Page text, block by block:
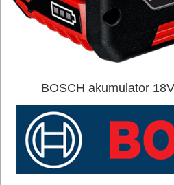
ELEKTRONARZĘDZIA
SIECIOWE
ELEKTRONARZĘDZIA
AKUMULATOROWE
BOSCH akumulator